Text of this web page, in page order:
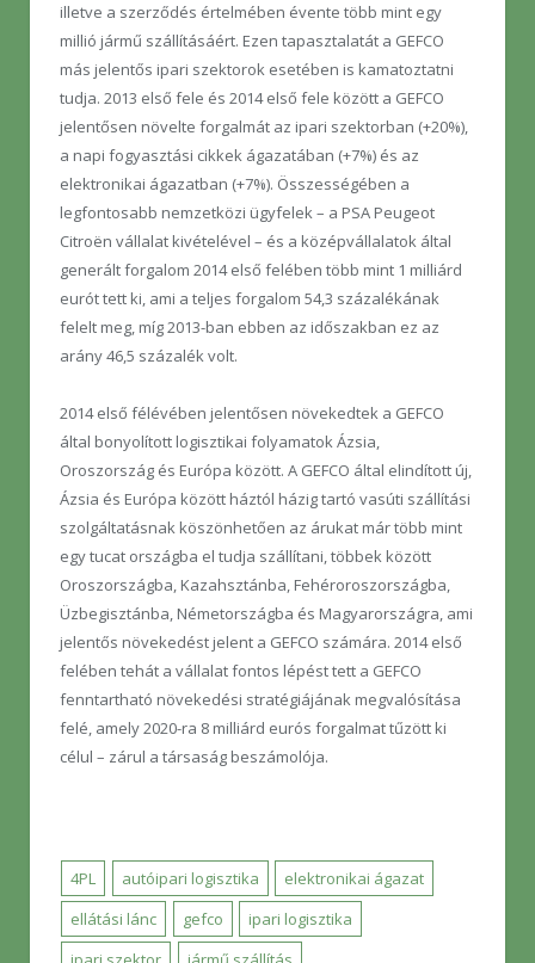
illetve a szerződés értelmében évente több mint egy
millió jármű szállításáért. Ezen tapasztalatát a GEFCO
más jelentős ipari szektorok esetében is kamatoztatni
tudja. 2013 első fele és 2014 első fele között a GEFCO
jelentősen növelte forgalmát az ipari szektorban (+20%),
a napi fogyasztási cikkek ágazatában (+7%) és az
elektronikai ágazatban (+7%). Összességében a
legfontosabb nemzetközi ügyfelek – a PSA Peugeot
Citroën vállalat kivételével – és a középvállalatok által
generált forgalom 2014 első felében több mint 1 milliárd
eurót tett ki, ami a teljes forgalom 54,3 százalékának
felelt meg, míg 2013-ban ebben az időszakban ez az
arány 46,5 százalék volt.
2014 első félévében jelentősen növekedtek a GEFCO
által bonyolított logisztikai folyamatok Ázsia,
Oroszország és Európa között. A GEFCO által elindított új,
Ázsia és Európa között háztól házig tartó vasúti szállítási
szolgáltatásnak köszönhetően az árukat már több mint
egy tucat országba el tudja szállítani, többek között
Oroszországba, Kazahsztánba, Fehéroroszországba,
Üzbegisztánba, Németországba és Magyarországra, ami
jelentős növekedést jelent a GEFCO számára. 2014 első
felében tehát a vállalat fontos lépést tett a GEFCO
fenntartható növekedési stratégiájának megvalósítása
felé, amely 2020-ra 8 milliárd eurós forgalmat tűzött ki
célul – zárul a társaság beszámolója.
4PL autóipari logisztika
elektronikai ágazat
ellátási lánc
gefco
ipari logisztika